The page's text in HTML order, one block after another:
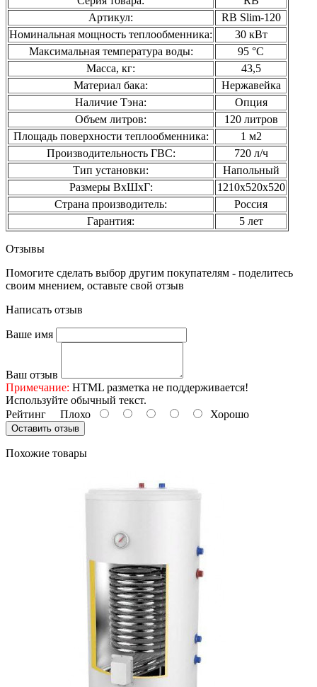
Артикул:
RB Slim-120
Номинальная мощность теплообменника:
30 кВт
Максимальная температура воды:
95 °С
Масса, кг:
43,5
Материал бака:
Нержавейка
Наличие Тэна:
Опция
Объем литров:
120 литров
Площадь поверхности теплообменника:
1 м2
Производительность ГВС:
720 л/ч
Тип установки:
Напольный
Размеры ВхШхГ:
1210х520х520
Страна производитель:
Россия
Гарантия:
5 лет
Отзывы
Помогите сделать выбор другим покупателям - поделитесь
своим мнением, оставьте свой отзыв
Написать отзыв
Ваше имя
Ваш отзыв
Примечание: HTML разметка не поддерживается!
Используйте обычный текст.
Рейтинг Плохо Хорошо
Оставить отзыв
Похожие товары